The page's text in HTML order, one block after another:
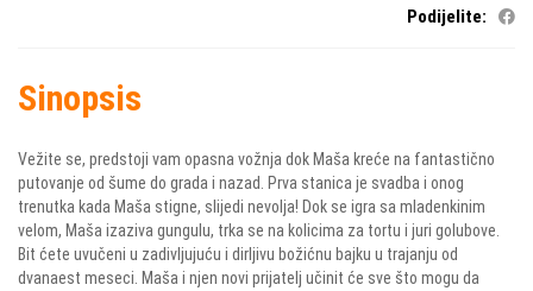
Podijelite:
Sinopsis
Vežite se, predstoji vam opasna vožnja dok Maša kreće na fantastično
putovanje od šume do grada i nazad. Prva stanica je svadba i onog
trenutka kada Maša stigne, slijedi nevolja! Dok se igra sa mladenkinim
velom, Maša izaziva gungulu, trka se na kolicima za tortu i juri golubove.
Bit ćete uvučeni u zadivljujuću i dirljivu božićnu bajku u trajanju od
dvanaest meseci. Maša i njen novi prijatelj učinit će sve što mogu da